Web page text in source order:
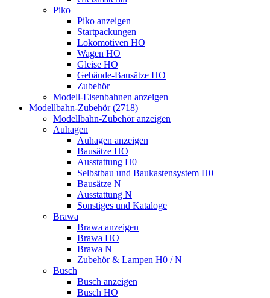
Piko
Piko anzeigen
Startpackungen
Lokomotiven HO
Wagen HO
Gleise HO
Gebäude-Bausätze HO
Zubehör
Modell-Eisenbahnen anzeigen
Modellbahn-Zubehör (2718)
Modellbahn-Zubehör anzeigen
Auhagen
Auhagen anzeigen
Bausätze HO
Ausstattung H0
Selbstbau und Baukastensystem H0
Bausätze N
Ausstattung N
Sonstiges und Kataloge
Brawa
Brawa anzeigen
Brawa HO
Brawa N
Zubehör & Lampen H0 / N
Busch
Busch anzeigen
Busch HO